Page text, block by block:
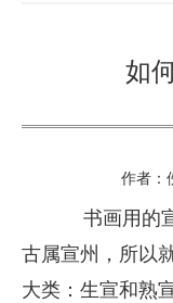
如
作者
书画用的
古属宣州，所以
大类：生宣和熟宣